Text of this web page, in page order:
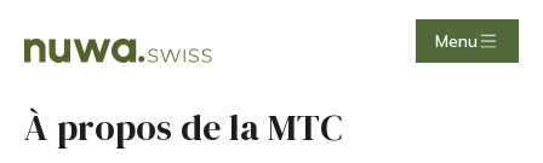
Menu
À propos de la MTC